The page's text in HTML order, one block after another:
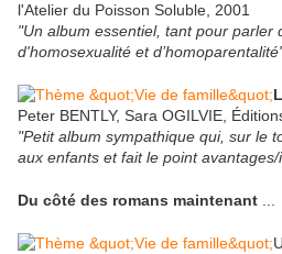
l'Atelier du Poisson Soluble, 2001
"Un album essentiel, tant pour parler
d'homosexualité et
Peter BENTLY, Sara OGILVIE,
"Petit album sympathique qui, sur le
aux enfants et fait le point
Du côté des romans maintenant